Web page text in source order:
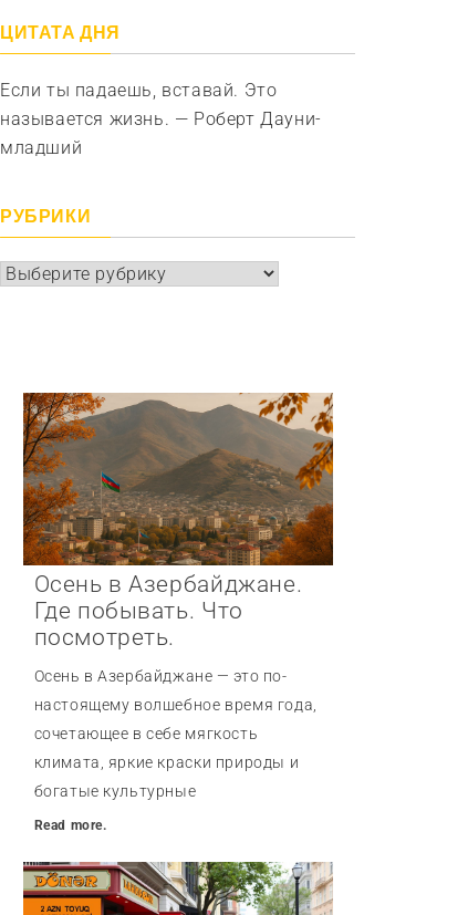
ЦИТАТА ДНЯ
Если ты падаешь, вставай. Это
называется жизнь. — Роберт Дауни-
младший
РУБРИКИ
Рубрики
Осень в Азербайджане.
Где побывать. Что
посмотреть.
Осень в Азербайджане — это по-
настоящему волшебное время года,
сочетающее в себе мягкость
климата, яркие краски природы и
богатые культурные
Read more.